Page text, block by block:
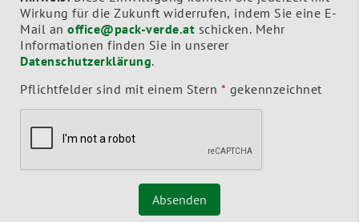
Wirkung für die Zukunft widerrufen, indem Sie eine E-
Mail an office@pack-verde.at
Informationen finden Sie in unserer
Datenschutzerklärung.
Pflichtfelder sind mit einem Stern * gekennzeichnet
Absenden